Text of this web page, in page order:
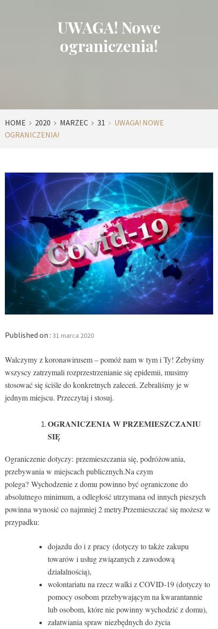
UWAGA! Nowe
ograniczenia!
HOME 2020 MARZEC 31
UWAGA! NOWE
OGRANICZENIA!
Published on : 31 marca 2020
Walczymy z koronawirusem – pomóż nam w tym i Ty! Żebyśmy
wszyscy zatrzymali rozprzestrzenianie się epidemii, musimy
stosować się ściśle do konkretnych zaleceń. Zebraliśmy je w
jednym miejscu. Przeczytaj i stosuj.
OGRANICZENIA W PRZEMIESZCZANIU
SIĘ
Ograniczenie dotyczy: przemieszczania się, podróżowania,
przebywania w miejscach publicznych.Na czym
polega? Wychodzenie z domu powinno być ograniczone do
absolutnego minimum, a odległość utrzymana od innych pieszych
powinna wynosić co najmniej 2 metry.Przemieszczać się możesz w
przypadku:
dojazdu do i z pracy (dotyczy to także zakupu
towarów i usług związanych z zawodową
działalnością),
wolontariatu na rzecz walki z COVID-19 (dotyczy to
pomocy osobom przebywającym na kwarantannie
lub osobom, które nie powinny wychodzić z domu),
załatwiania spraw niezbędnych do życia